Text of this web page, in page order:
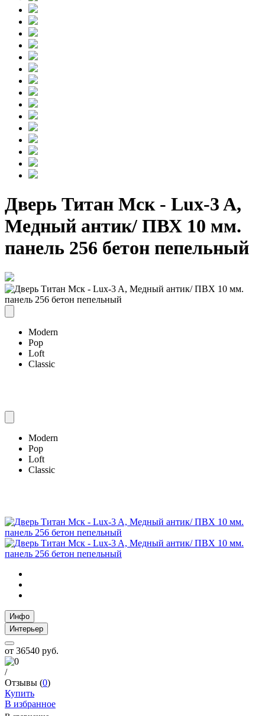
Дверь Титан Мск - Lux-3 A,
Медный антик/ ПВХ 10 мм.
панель 256 бетон пепельный
Modern
Pop
Loft
Classic
Modern
Pop
Loft
Classic
Инфо
Интерьер
от 36540 руб.
/
Отзывы (0)
Купить
В избранное